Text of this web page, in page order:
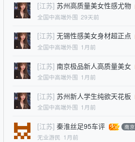
[江苏] 苏州高质量美女性感尤物
全国中高端外围 29天前
[江苏] 无锡性感美女身材超正点
全国中高端外围 1月前
[江苏] 南京极品新人高质量美女
全国中高端外围 1月前
[江苏] 苏州新人学生纯欲天花板
全国中高端外围 1月前
[江苏] 秦淮丝足95车评 南京
无业游民 1月前